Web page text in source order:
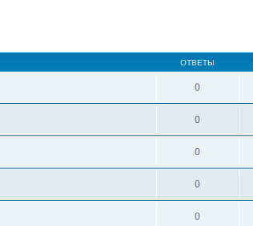
ОТВЕТЫ
0
0
0
0
0